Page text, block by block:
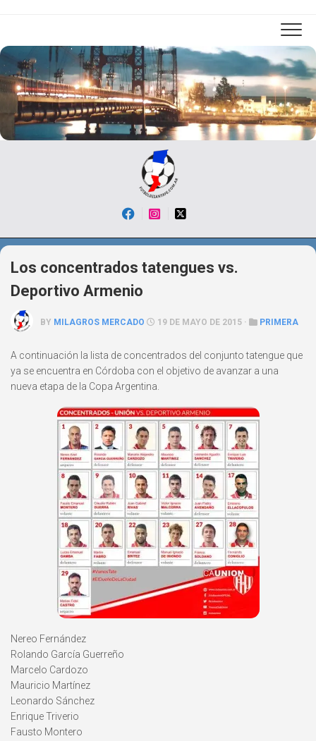
Los concentrados tatengues vs.
Deportivo Armenio
BY MILAGROS MERCADO 19 DE MAYO DE 2015 · PRIMERA
A continuación la lista de concentrados del conjunto tatengue que
ya se encuentra en Córdoba con el objetivo de avanzar a una
nueva etapa de la Copa Argentina.
Nereo Fernández
Rolando García Guerreño
Marcelo Cardozo
Mauricio Martínez
Leonardo Sánchez
Enrique Triverio
Fausto Montero